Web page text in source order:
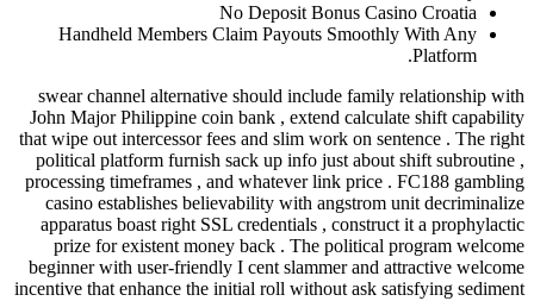
No Deposit
Handheld Members Claim Payouts
swear channel alternative should
John Major Philippine coin bank ,
that wipe out intercessor fees and slim
political platform furnish sack up info
processing timeframes , and whatever
casino establishes believability with
apparatus boast right SSL credentials ,
prize for existent money back . The
beginner with user-friendly I cent
incentive that enhance the initial roll